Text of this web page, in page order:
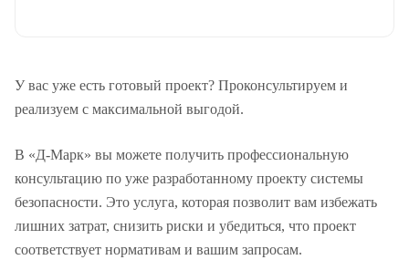
У вас уже есть готовый проект? Проконсультируем и
реализуем с максимальной выгодой.
В «Д-Марк» вы можете получить профессиональную
консультацию по уже разработанному проекту системы
безопасности. Это услуга, которая позволит вам избежать
лишних затрат, снизить риски и убедиться, что проект
соответствует нормативам и вашим запросам.